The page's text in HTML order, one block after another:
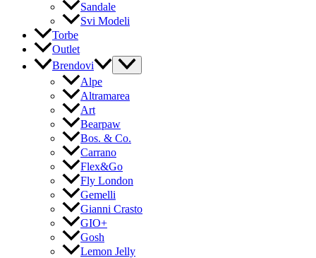
Sandale
Svi Modeli
Torbe
Outlet
Brendovi
Alpe
Altramarea
Art
Bearpaw
Bos. & Co.
Carrano
Flex&Go
Fly London
Gemelli
Gianni Crasto
GIO+
Gosh
Lemon Jelly